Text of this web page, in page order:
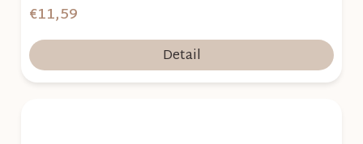
€11,59
Detail